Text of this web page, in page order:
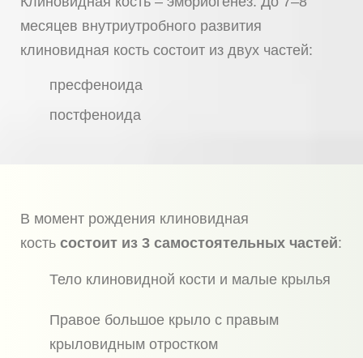
месяцев внутриутробного развития
клиновидная кость состоит из двух частей:
пресфеноида
постфеноида
В момент рождения клиновидная
кость состоит из 3 самостоятельных частей:
Тело клиновидной кости и малые крылья
Правое большое крыло с правым
крыловидным отростком